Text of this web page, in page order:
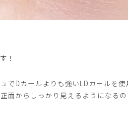
！
でDカールよりも強いLDカールを
面からしっかり見えるようになる